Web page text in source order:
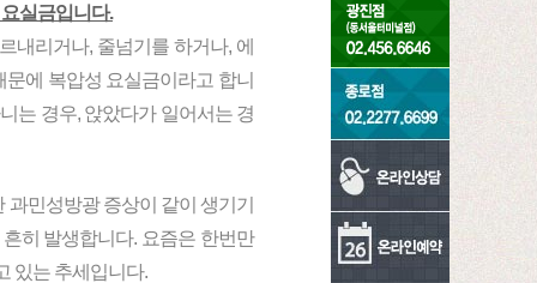
실금입니다.
내리거나, 줄넘기를 하거나, 에
에 복압성 요실금이라고 합니
는 경우, 앉았다가 일어서는 경
민성방광 증상이 같이 생기기
히 발생합니다. 요즘은 한번만
있는 추세입니다.